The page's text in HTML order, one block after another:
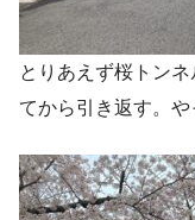
とりあえず桜トン
てから引き返す。や